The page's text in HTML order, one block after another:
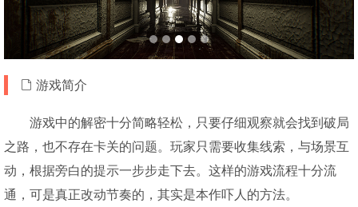
游戏简介
游戏中的解密十分简略轻松，只要仔细观察就会找到破局
之路，也不存在卡关的问题。玩家只需要收集线索，与场景互
动，根据旁白的提示一步步走下去。这样的游戏流程十分流
通，可是真正改动节奏的，其实是本作吓人的方法。